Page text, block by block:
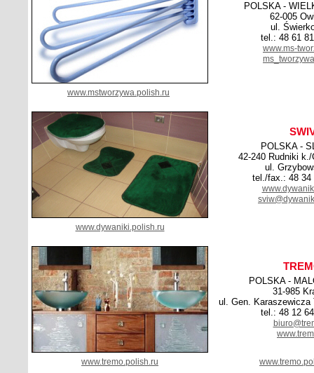
POLSKA -
62-005
ul.
tel.: 48 61
www.ms-
www.mstworzywa.polish.ru
POLSKA -
42-240 Rudniki
ul.
tel./fax.: 48 34
www.dywaniki.polish.ru
POLSKA -
31-985
ul. Gen. Karaszewicza
tel.: 48 12
www.tremo.polish.ru